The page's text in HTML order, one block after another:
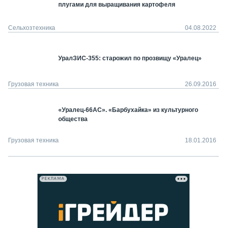
плугами для выращивания картофеля
Сельхозтехника 04.08.2022
УралЗИС-355: старожил по прозвищу «Уралец»
Грузовая техника 26.09.2016
«Уралец-66АС». «Барбухайка» из культурного
общества
Грузовая техника 18.01.2016
РЕКЛАМА